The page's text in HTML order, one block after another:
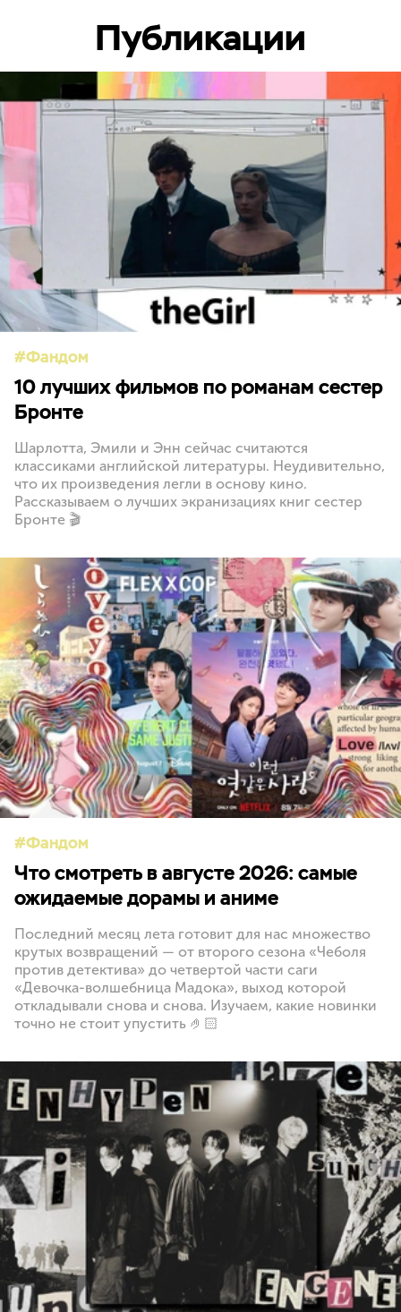
Публикации
Фандом
10 лучших фильмов по романам сестер
Бронте
Шарлотта, Эмили и Энн сейчас считаются
классиками английской литературы. Неудивительно,
что их произведения легли в основу кино.
Рассказываем о лучших экранизациях книг сестер
Бронте 🎬
Фандом
Что смотреть в августе 2026: самые
ожидаемые дорамы и аниме
Последний месяц лета готовит для нас множество
крутых возвращений — от второго сезона «Чеболя
против детектива» до четвертой части саги
«Девочка-волшебница Мадока», выход которой
откладывали снова и снова. Изучаем, какие новинки
точно не стоит упустить 🤌🏻